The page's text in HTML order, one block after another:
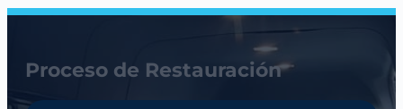
Proceso de Restauración